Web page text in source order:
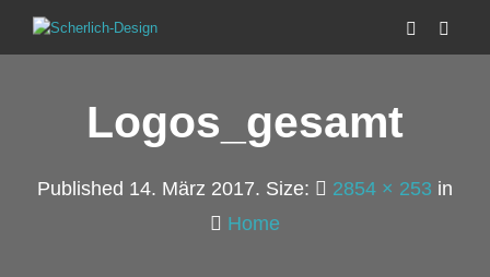
Logos_gesamt
Published 14. März 2017. Size: 2854 × 253 in
Home